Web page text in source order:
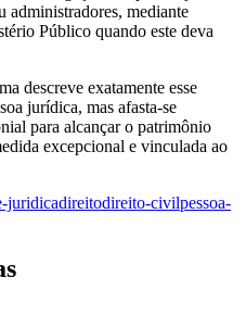
administradores, mediante
Público quando este deva
descreve exatamente esse
jurídica, mas afasta-se
para alcançar o patrimônio
excepcional e vinculada ao
juridicadireitodireito-civilpessoa-